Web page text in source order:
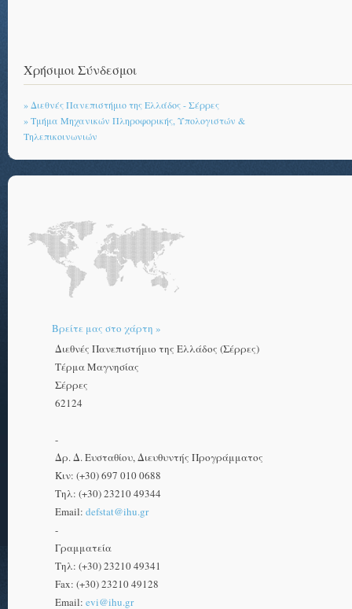
Χρήσιμοι Σύνδεσμοι
» Διεθνές Πανεπιστήμιο της Ελλάδος - Σέρρες
» Τμήμα Μηχανικών Πληροφορικής, Υπολογιστών &
Τηλεπικοινωνιών
Βρείτε μας στο χάρτη »
Διεθνές Πανεπιστήμιο της Ελλάδος (Σέρρες)
Τέρμα Μαγνησίας
Σέρρες
62124
-
Δρ. Δ. Ευσταθίου, Διευθυντής Προγράμματος
Κιν: (+30) 697 010 0688
Τηλ: (+30) 23210 49344
Email: defstat@ihu.gr
-
Γραμματεία
Τηλ: (+30) 23210 49341
Fax: (+30) 23210 49128
Email: evi@ihu.gr